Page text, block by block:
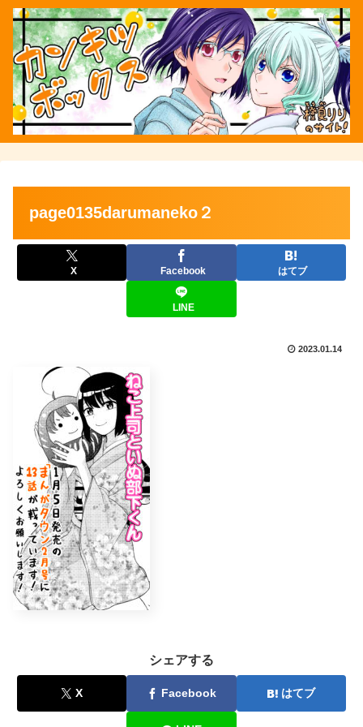
page0135darumaneko２
X Facebook はてブ
LINE
2023.01.14
シェアする
X Facebook はてブ